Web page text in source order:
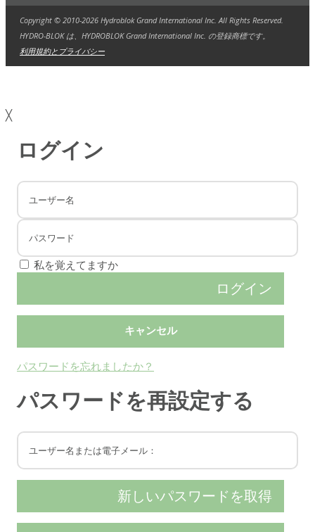
Copyright © 2010-2026 Hydroblok Grand International Inc. All Rights Reserved.
HYDRO-BLOK は、HYDROBLOK Grand International Inc. の登録商標です。
利用規約とプライバシー
╳
ログイン
私を覚えてますか
パスワードを忘れましたか？
パスワードを再設定する